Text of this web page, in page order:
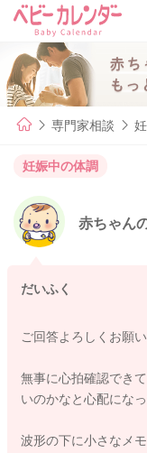
専門家相談
妊娠中の体調
赤ちゃん
だいふく
ご回答よろしくお願い
無事に心拍確認でき
いのかなと心配にな
波形の下に小さなメ